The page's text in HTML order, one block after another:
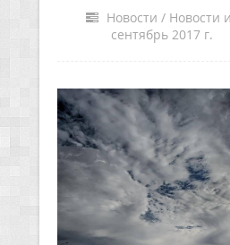
Новости / Новости
сентябрь 2017 г.